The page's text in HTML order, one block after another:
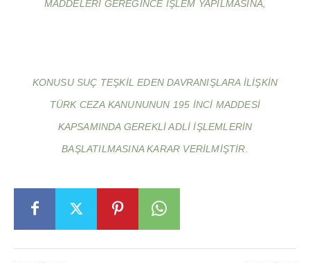
MADDELERI GEREĞINCE IŞLEM YAPILMASINA,
KONUSU SUÇ TEŞKIL EDEN DAVRANIŞLARA ILIŞKIN
TÜRK CEZA KANUNUNUN 195 INCI MADDESI
KAPSAMINDA GEREKLI ADLI IŞLEMLERIN
BAŞLATILMASINA KARAR VERILMIŞTIR.